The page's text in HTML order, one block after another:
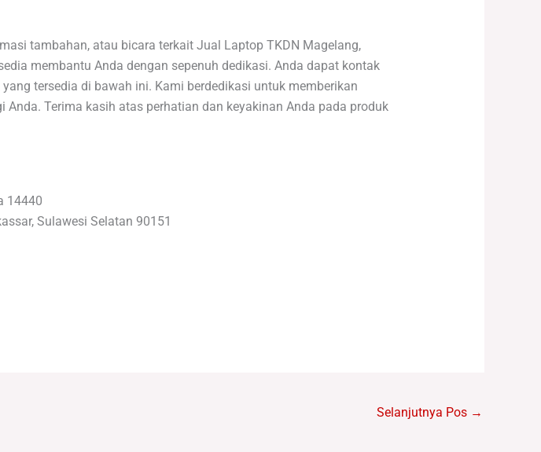
tambahan, atau bicara terkait Jual Laptop TKDN Magelang,
membantu Anda dengan sepenuh dedikasi. Anda dapat kontak
tersedia di bawah ini. Kami berdedikasi untuk memberikan
Terima kasih atas perhatian dan keyakinan Anda pada produk
14440
Sulawesi Selatan 90151
Selanjutnya Pos →